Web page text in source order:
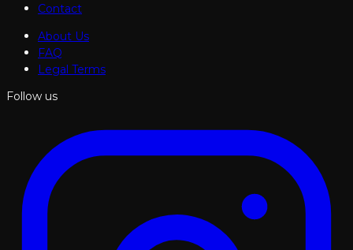
Contact
About Us
FAQ
Legal Terms
Follow us